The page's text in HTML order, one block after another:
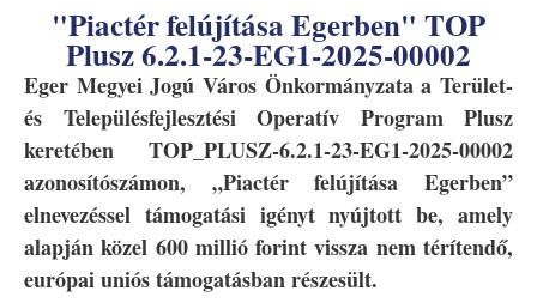
"Piactér felújítása Egerben" TOP
Plusz 6.2.1-23-EG1-2025-00002
Eger Megyei Jogú Város Önkormányzata a Terület-
és Településfejlesztési Operatív Program Plusz
keretében TOP_PLUSZ-6.2.1-23-EG1-2025-00002
azonosítószámon, „Piactér felújítása Egerben”
elnevezéssel támogatási igényt nyújtott be, amely
alapján közel 600 millió forint vissza nem térítendő,
európai uniós támogatásban részesült.